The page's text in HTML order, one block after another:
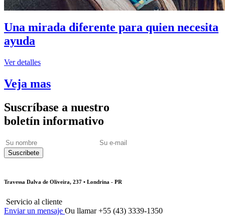
Una mirada diferente para quien necesita
ayuda
Ver detalles
Veja mas
Suscríbase a nuestro
boletín informativo
Travessa Dalva de Oliveira, 237 • Londrina - PR
Servicio al cliente
Enviar un mensaje Ou llamar +55 (43) 3339-1350